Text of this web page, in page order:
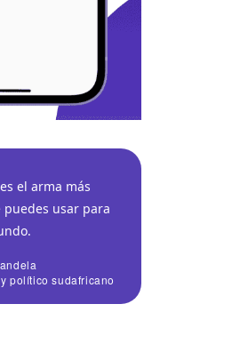
el arma más
puedes usar para
político sudafricano